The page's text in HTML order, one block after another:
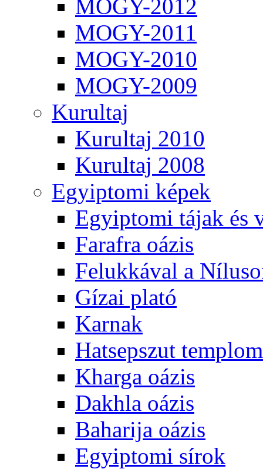
MOGY-2012
MOGY-2011
MOGY-2010
MOGY-2009
Kurultaj
Kurultaj 2010
Kurultaj 2008
Egyiptomi képek
Egyiptomi tájak és
Farafra oázis
Felukkával a
Gízai plató
Karnak
Hatsepszut templom
Kharga oázis
Dakhla oázis
Baharija oázis
Egyiptomi sírok